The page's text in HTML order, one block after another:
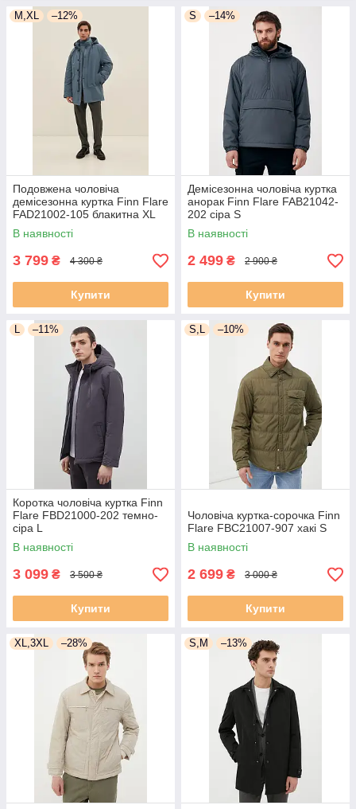
M,XL –12%
Подовжена чоловіча
демісезонна куртка Finn Flare
FAD21002-105 блакитна XL
В наявності
3 799 ₴ 4 300 ₴
Купити
S –14%
Демісезонна чоловіча куртка
анорак Finn Flare FAB21042-
202 сіра S
В наявності
2 499 ₴ 2 900 ₴
Купити
L –11%
Коротка чоловіча куртка Finn
Flare FBD21000-202 темно-
сіра L
В наявності
3 099 ₴ 3 500 ₴
Купити
S,L –10%
Чоловіча куртка-сорочка Finn
Flare FBC21007-907 хакі S
В наявності
2 699 ₴ 3 000 ₴
Купити
XL,3XL –28% S,M –13%